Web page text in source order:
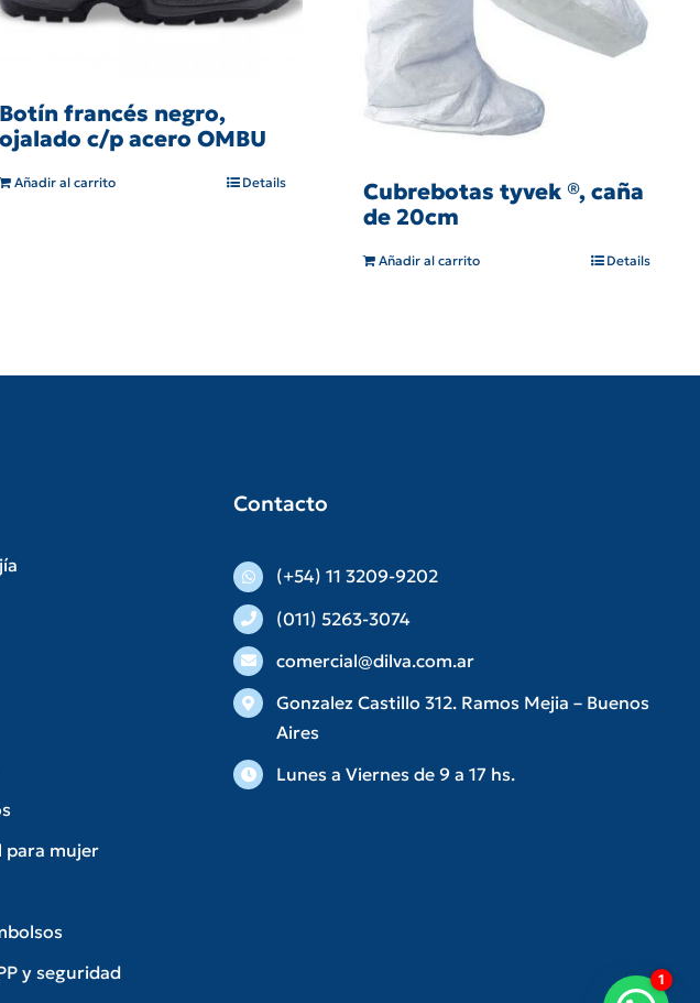
Botín francés negro,
ojalado c/p acero OMBU
Añadir al carrito Details
Cubrebotas tyvek ®, caña
de 20cm
Añadir al carrito Details
para mujer
y seguridad
Contacto
(+54) 11 3209-9202
(011) 5263-3074
comercial@dilva.com.ar
Gonzalez Castillo 312. Ramos Mejia – Buenos
Aires
Lunes a Viernes de 9 a 17 hs.